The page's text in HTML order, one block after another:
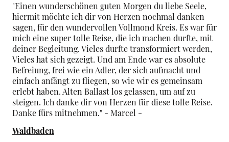
"Einen wunderschönen guten Morgen du liebe Seele,
hiermit möchte ich dir von Herzen nochmal danken
sagen, für den wundervollen Vollmond Kreis. Es war für
mich eine super tolle Reise, die ich machen durfte, mit
deiner Begleitung. Vieles durfte transformiert werden,
Vieles hat sich gezeigt. Und am Ende war es absolute
Befreiung, frei wie ein Adler, der sich aufmacht und
einfach anfängt zu fliegen, so wie wir es gemeinsam
erlebt haben. Alten Ballast los gelassen, um auf zu
steigen. Ich danke dir von Herzen für diese tolle Reise.
Danke fürs mitnehmen." - Marcel -
Waldbaden